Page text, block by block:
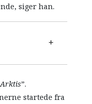
siger han.
Arktis”.
startede fra